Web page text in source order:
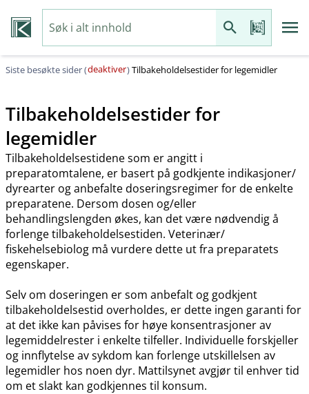
Siste besøkte sider (deaktiver)Tilbakeholdelsestider for legemidler
Tilbakeholdelsestider for
legemidler
Tilbakeholdelsestidene som er angitt i
preparatomtalene, er basert på godkjente indikasjoner​/​
dyrearter og anbefalte doseringsregimer for de enkelte
preparatene. Dersom dosen og​/​eller
behandlingslengden økes, kan det være nødvendig å
forlenge tilbakeholdelsestiden. Veterinær​/​
fiskehelsebiolog må vurdere dette ut fra preparatets
egenskaper.
Selv om doseringen er som anbefalt og godkjent
tilbakeholdelsestid overholdes, er dette ingen garanti for
at det ikke kan påvises for høye konsentrasjoner av
legemiddelrester i enkelte tilfeller. Individuelle forskjeller
og innflytelse av sykdom kan forlenge utskillelsen av
legemidler hos noen dyr. Mattilsynet avgjør til enhver tid
om et slakt kan godkjennes til konsum.